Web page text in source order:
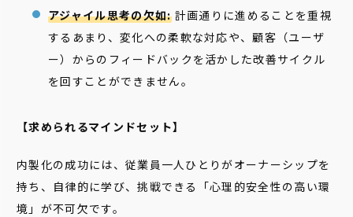
アジャイル思考の欠如:計画通りに進めることを重視
するあまり、変化への柔軟な対応や、顧客（ユーザ
ー）からのフィードバックを活かした改善サイクル
を回すことができません。
【求められるマインドセット】
内製化の成功には、従業員一人ひとりがオーナーシップを
持ち、自律的に学び、挑戦できる「心理的安全性の高い環
境」が不可欠です。